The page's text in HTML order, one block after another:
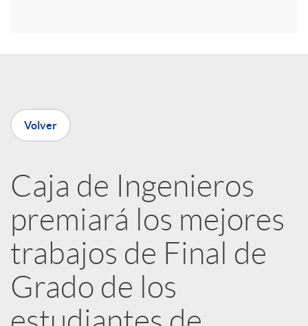
n
e
d
e
Volver
Caja de Ingenieros
premiará los mejores
trabajos de Final de
Grado de los